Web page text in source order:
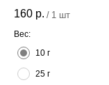
160 р. / 1 шт
Вес:
10 г
25 г